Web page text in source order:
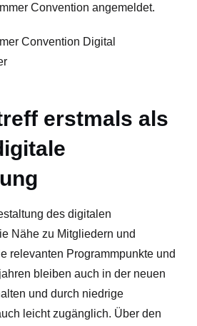
Convention angemeldet.
erstmals als
des digitalen
Nähe zu Mitgliedern und
relevanten Programmpunkte und
bleiben auch in der neuen
und durch niedrige
leicht zugänglich. Über den